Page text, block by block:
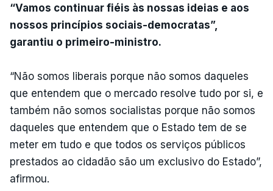
“Vamos continuar fiéis às nossas ideias e aos
nossos princípios sociais-democratas”,
garantiu o primeiro-ministro.
“Não somos liberais porque não somos daqueles
que entendem que o mercado resolve tudo por si, e
também não somos socialistas porque não somos
daqueles que entendem que o Estado tem de se
meter em tudo e que todos os serviços públicos
prestados ao cidadão são um exclusivo do Estado”,
afirmou.